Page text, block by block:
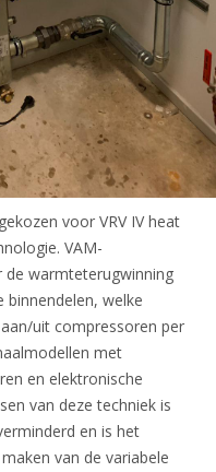
voor VRV IV heat
VAM-
warmteterugwinning
binnendelen, welke
uit compressoren per
met
en elektronische
van deze techniek is
en is het
van de variabele